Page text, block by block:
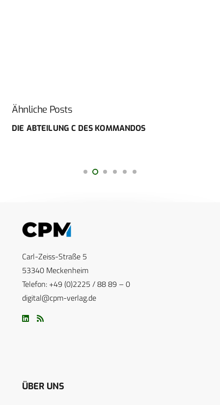
Ähnliche Posts
DIE ABTEILUNG C DES KOMMANDOS
Carl-Zeiss-Straße 5
53340 Meckenheim
Telefon: +49 (0)2225 / 88 89 – 0
digital@cpm-verlag.de
ÜBER UNS